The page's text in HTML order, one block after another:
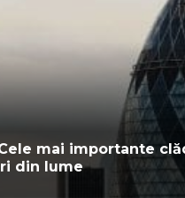
mai importante
din lume